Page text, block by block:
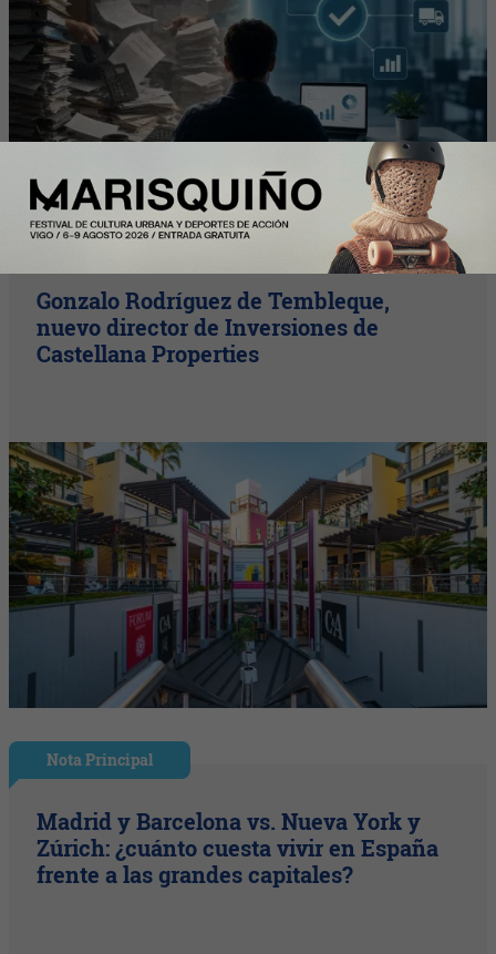
C-Level
Gonzalo Rodríguez de Tembleque,
nuevo director de Inversiones de
Castellana Properties
Nota Principal
Madrid y Barcelona vs. Nueva York y
Zúrich: ¿cuánto cuesta vivir en España
frente a las grandes capitales?